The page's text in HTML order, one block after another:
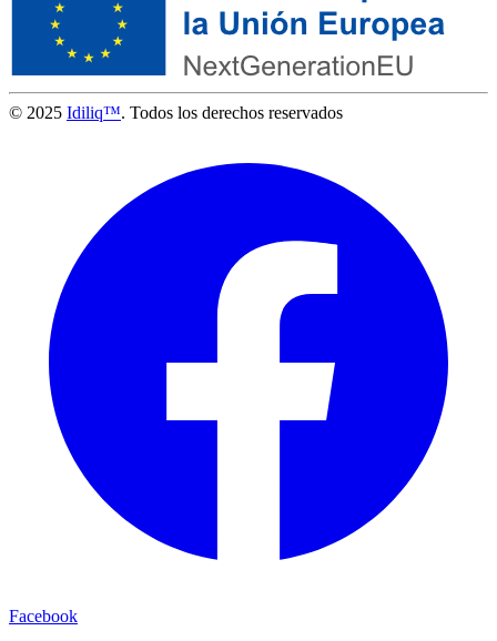
© 2025 Idiliq™. Todos los derechos reservados
Facebook